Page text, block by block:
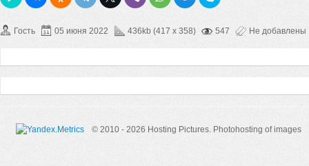
Гость 05 июня 2022 436kb (417 x 358) 547 Не добавлены
© 2010 - 2026 Hosting Pictures. Photohosting of images